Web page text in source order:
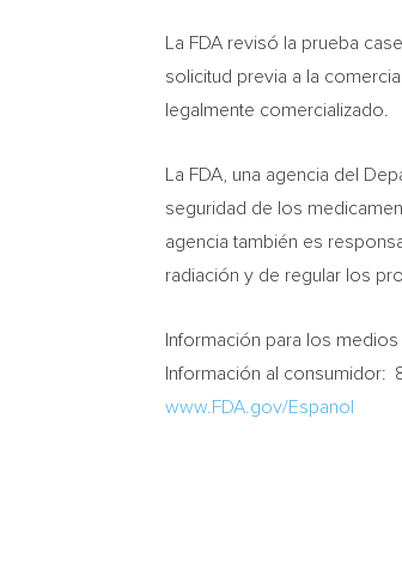
La FDA revisó la prueba
solicitud previa a la
legalmente comercializado.
La FDA, una agencia del
seguridad de los
agencia también es
radiación y de regular los
Información para los
Información al consumidor:
www.FDA.gov/Espanol